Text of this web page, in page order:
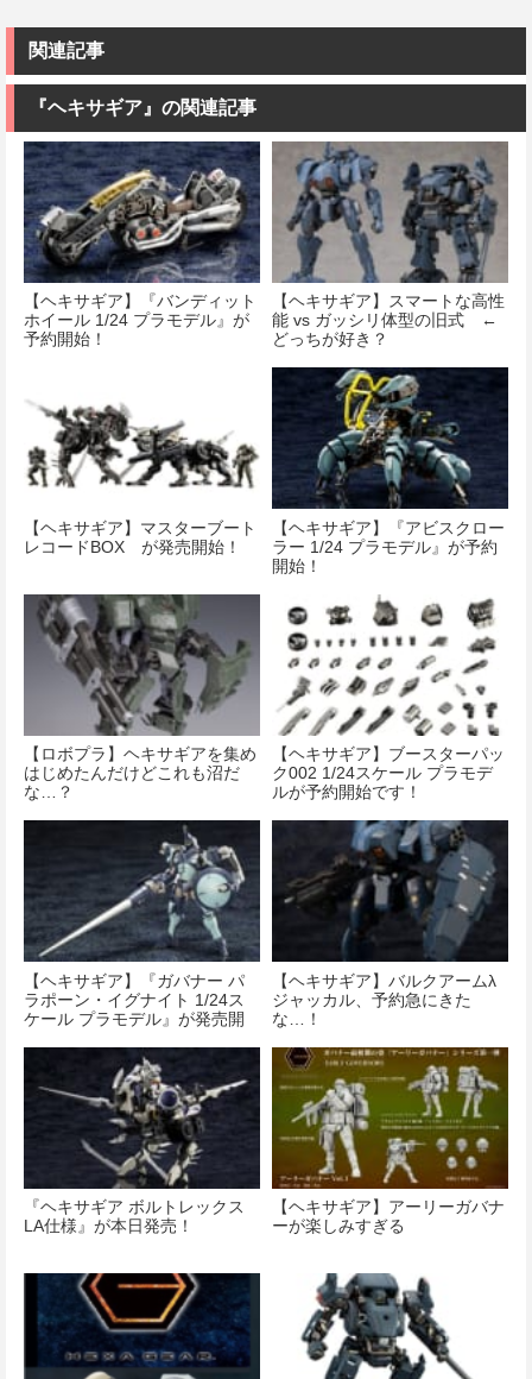
ラモデル
ダム キュベレ
プラモデル
(EXジョイント
ラモデル
関連記事
『ヘキサギア』の関連記事
【ヘキサギア】『バンディット
ホイール 1/24 プラモデル』が
予約開始！
【ヘキサギア】スマートな高性
能 vs ガッシリ体型の旧式 ←
どっちが好き？
【ヘキサギア】マスターブート
レコードBOX が発売開始！
【ヘキサギア】『アビスクロー
ラー 1/24 プラモデル』が予約
開始！
【ロボプラ】ヘキサギアを集め
はじめたんだけどこれも沼だ
な…？
【ヘキサギア】ブースターパッ
ク002 1/24スケール プラモデ
ルが予約開始です！
【ヘキサギア】『ガバナー パ
ラポーン・イグナイト 1/24ス
ケール プラモデル』が発売開
【ヘキサギア】バルクアームλ
ジャッカル、予約急にきた
な…！
『ヘキサギア ボルトレックス
LA仕様』が本日発売！
【ヘキサギア】アーリーガバナ
ーが楽しみすぎる